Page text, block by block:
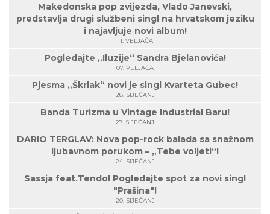
Makedonska pop zvijezda, Vlado Janevski,
predstavlja drugi službeni singl na hrvatskom jeziku
i najavljuje novi album!
11. VELJAČA
Pogledajte „Iluzije“ Sandra Bjelanovića!
07. VELJAČA
Pjesma „Škrlak“ novi je singl Kvarteta Gubec!
28. SIJEČANJ
Banda Turizma u Vintage Industrial Baru!
27. SIJEČANJ
DARIO TERGLAV: Nova pop-rock balada sa snažnom
ljubavnom porukom – „Tebe voljeti“!
24. SIJEČANJ
Sassja feat.Tendo! Pogledajte spot za novi singl
"Prašina"!
20. SIJEČANJ